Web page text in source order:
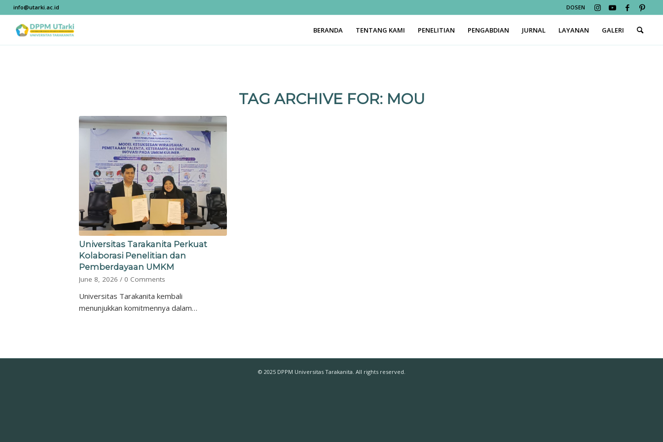
DOSEN
info@utarki.ac.id
BERANDA TENTANG KAMI PENELITIAN PENGABDIAN JURNAL LAYANAN GALERI
TAG ARCHIVE FOR: MOU
Universitas Tarakanita Perkuat
Kolaborasi Penelitian dan
Pemberdayaan UMKM
June 8, 2026 / 0 Comments
Universitas Tarakanita kembali
menunjukkan komitmennya dalam…
© 2025 DPPM Universitas Tarakanita. All rights reserved.